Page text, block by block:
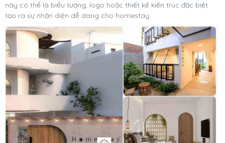
này có thể là biểu tượng, logo hoặc thiết kế kiến trúc đặc biệt
tạo ra sự nhận diện dễ dàng cho homestay.